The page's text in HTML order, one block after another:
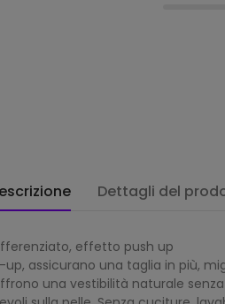
Dettagli del
effetto push up
assicurano una taglia in più,
una vestibilità naturale